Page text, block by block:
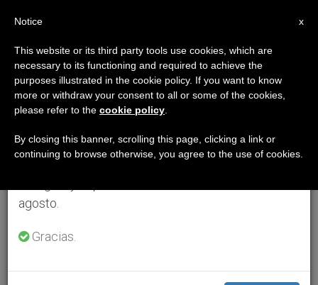
×
Aviso importante
Del 27 de julio al 7 de agosto haremos la pausa
anual, aprovechando que en el periodo de verano
se generan menos informaciones y también el
agosto.
Gracias.
x
Notice
This website or its third party tools use cookies, which are
necessary to its functioning and required to achieve the
purposes illustrated in the cookie policy. If you want to know
more or withdraw your consent to all or some of the cookies,
please refer to the cookie policy
By closing this banner, scrolling this page, clicking a link or
continuing to browse otherwise, you agree to the use of cookies.